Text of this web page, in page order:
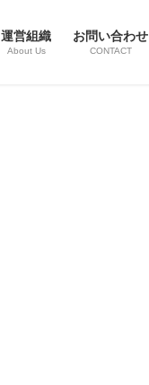
運営組織
About Us
お問い合わせ
CONTACT